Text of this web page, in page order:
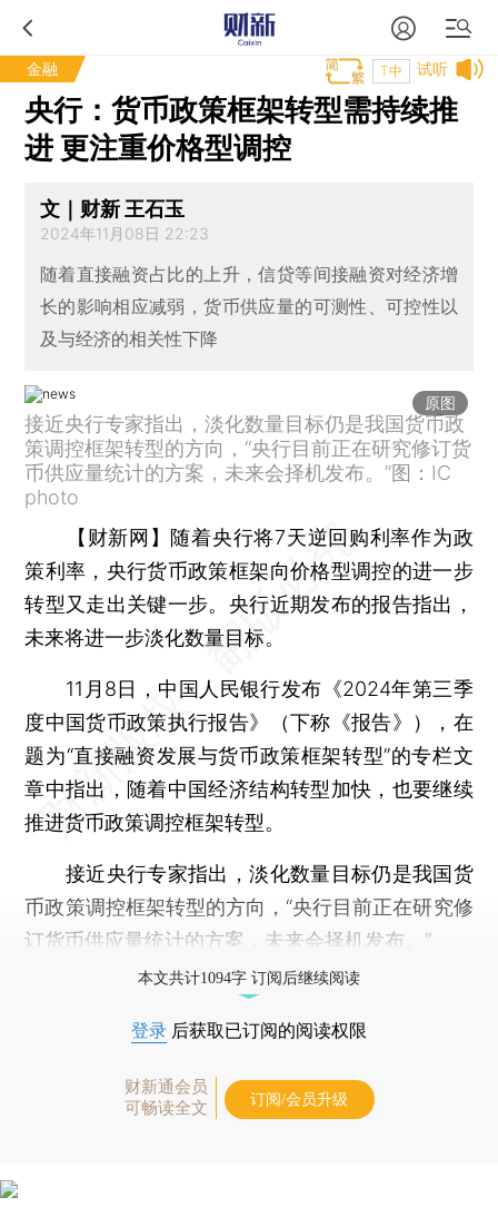
金融 试听
T中
央行：货币政策框架转型需持续推
进 更注重价格型调控
文｜财新 王石玉
2024年11月08日 22:23
随着直接融资占比的上升，信贷等间接融资对经济增
长的影响相应减弱，货币供应量的可测性、可控性以
及与经济的相关性下降
原图
接近央行专家指出，淡化数量目标仍是我国货币政
策调控框架转型的方向，“央行目前正在研究修订货
币供应量统计的方案，未来会择机发布。”图：IC
photo
【财新网】 随着央行将7天逆回购利率作为政
策利率，央行货币政策框架向价格型调控的进一步
转型又走出关键一步。央行近期发布的报告指出，
未来将进一步淡化数量目标。
11月8日，中国人民银行发布《2024年第三季
度中国货币政策执行报告》（下称《报告》），在
题为“直接融资发展与货币政策框架转型”的专栏文
章中指出，随着中国经济结构转型加快，也要继续
推进货币政策调控框架转型。
接近央行专家指出，淡化数量目标仍是我国货
币政策调控框架转型的方向，“央行目前正在研究修
订货币供应量统计的方案，未来会择机发布。”
本文共计1094字 订阅后继续阅读
登录 后获取已订阅的阅读权限
财新通会员
可畅读全文
订阅/会员升级